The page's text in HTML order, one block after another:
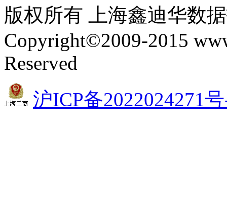
版权所有 上海鑫迪华数
Copyright©2009-2015
Reserved
沪ICP备2022024271